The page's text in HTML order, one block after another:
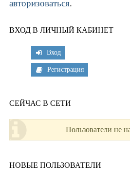
авторизоваться.
ВХОД В ЛИЧНЫЙ КАБИНЕТ
Вход
Регистрация
СЕЙЧАС В СЕТИ
Пользователи не
НОВЫЕ ПОЛЬЗОВАТЕЛИ